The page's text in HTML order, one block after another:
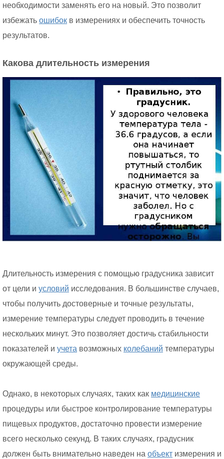
необходимости заменять его на новый. Это позволит
избежать ошибок в измерениях и обеспечить точность
результатов.
Какова длительность измерения
Длительность измерения с помощью градусника зависит
от цели и условий исследования. В большинстве случаев,
чтобы получить достоверные и точные результаты,
измерение температуры следует проводить в течение
нескольких минут. Это позволяет достичь стабильности
показателей и учета возможных колебаний температуры
окружающей среды.
Однако, в некоторых случаях, таких как медицинские
процедуры или быстрое контролирование температуры
пищевых продуктов, достаточно провести измерение
всего несколько секунд. В таких случаях, градусник
должен быть внимательно наведен на объект измерения и